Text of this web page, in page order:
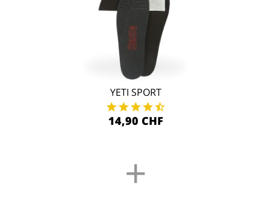
YETI SPORT
14,90 CHF
+